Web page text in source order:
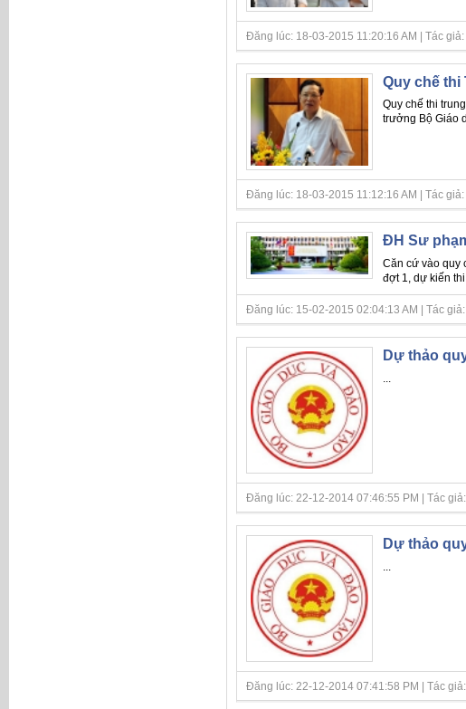
Đăng lúc: 18-03-2015 11:20:16 AM | Tác
Quy chế thi
Quy chế thi
trưởng Bộ Giáo
Đăng lúc: 18-03-2015 11:12:16 AM | Tác
ĐH Sư
Căn cứ vào quy
đợt 1, dự kiến
Đăng lúc: 15-02-2015 02:04:13 AM | Tác
Dự thảo
Đăng lúc: 22-12-2014 07:46:55 PM | Tác
Dự thảo
Đăng lúc: 22-12-2014 07:41:58 PM | Tác